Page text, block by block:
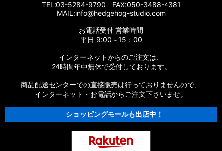
TEL:03-5284-9790 FAX:050-3488-4381
MAIL:info@hedgehog-studio.com
お電話受付 営業時間
平日 9:00～15：00
インターネットからのご注文は、
24時間年中無休で受付しております。
商品配送センターでの直接販売は行っておりませんので、
インターネット・お電話からご注文下さいませ。
ショッピングモールも出店中！